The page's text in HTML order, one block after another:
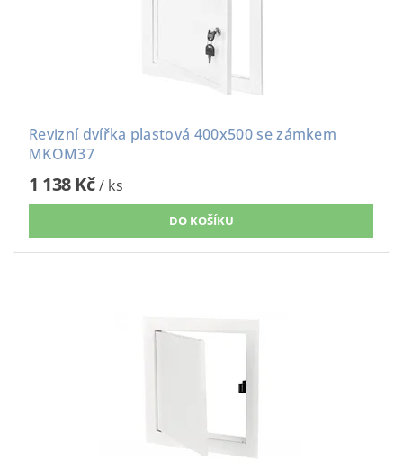
Revizní dvířka plastová 400x500 se zámkem
MKOM37
1 138 Kč/ ks